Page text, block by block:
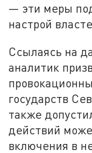
— эти меры
настрой
Ссылаясь на
аналитик
государств
также
действий
включения в